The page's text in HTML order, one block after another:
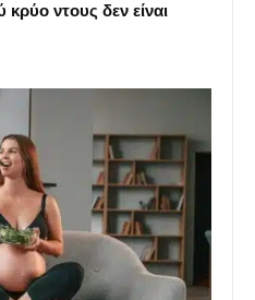
ντους δεν είναι